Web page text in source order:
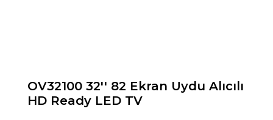
OV32100 32'' 82 Ekran Uydu Alıcılı
HD Ready LED TV